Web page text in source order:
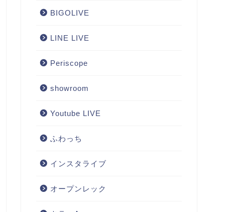
BIGOLIVE
LINE LIVE
Periscope
showroom
Youtube LIVE
ふわっち
インスタライブ
オープンレック